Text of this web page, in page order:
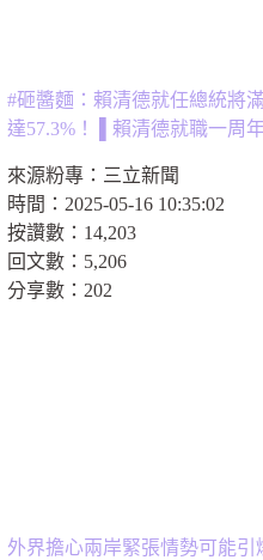
#砸醬麵：賴清德就任總統將
達57.3%！ ▌賴清德就職一周
來源粉專： 三立新聞
時間： 2025-05-16 10:35:02
按讚數： 14,203
回文數： 5,206
分享數： 202
外界擔心兩岸緊張情勢可能引